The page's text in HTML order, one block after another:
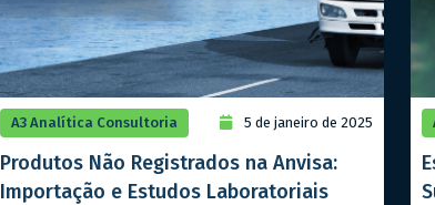
A3 Analítica Consultoria 5 de janeiro de 2025
Produtos Não Registrados na Anvisa:
Importação e Estudos Laboratoriais